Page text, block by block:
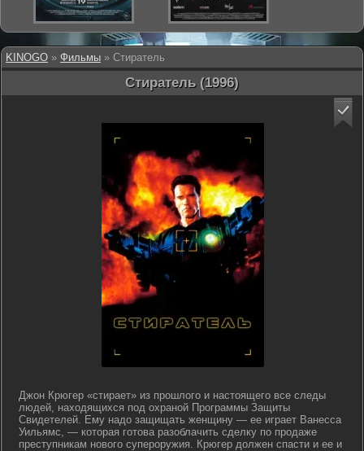
KINOGO » Фильмы » Стиратель
Стиратель (1996)
Джон Крюгер «стирает» из прошлого и настоящего все следы
людей, находящихся под охраной Программы Защиты
Свидетелей. Ему надо защищать женщину — ее играет Ванесса
Уильямс, — которая готова разоблачить сделку по продаже
преступникам нового супероружия. Крюгер должен спасти и ее и